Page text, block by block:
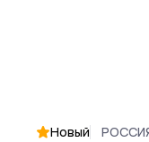
Новый